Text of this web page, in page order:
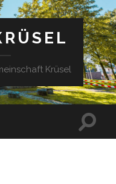
Krüsel